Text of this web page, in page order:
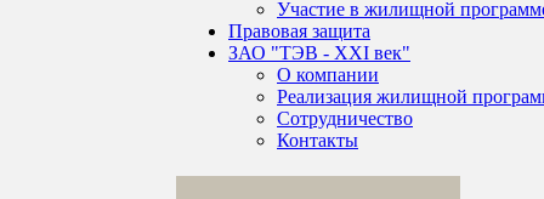
Участие в жилищной
Правовая защита
ЗАО "ТЭВ - XXI век"
О компании
Реализация жилищной
Сотрудничество
Контакты